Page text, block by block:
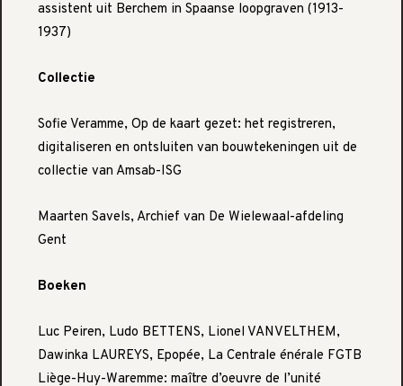
assistent uit Berchem in Spaanse loopgraven (1913-
1937)
Collectie
Sofie Veramme, Op de kaart gezet: het registreren,
digitaliseren en ontsluiten van bouwtekeningen uit de
collectie van Amsab-ISG
Maarten Savels, Archief van De Wielewaal-afdeling
Gent
Boeken
Luc Peiren, Ludo BETTENS, Lionel VANVELTHEM,
Dawinka LAUREYS, Epopée, La Centrale énérale FGTB
Liège-Huy-Waremme: maître d’oeuvre de l’unité